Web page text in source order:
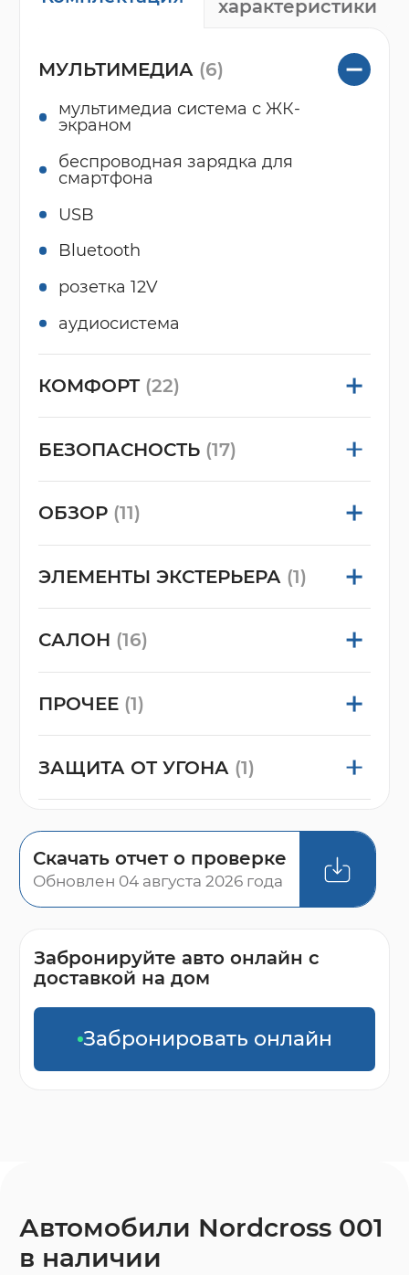
характеристики
МУЛЬТИМЕДИА (6)
мультимедиа система с ЖК-
экраном
беспроводная зарядка для
смартфона
USB
Bluetooth
розетка 12V
аудиосистема
КОМФОРТ (22)
БЕЗОПАСНОСТЬ (17)
ОБЗОР (11)
ЭЛЕМЕНТЫ ЭКСТЕРЬЕРА (1)
САЛОН (16)
ПРОЧЕЕ (1)
ЗАЩИТА ОТ УГОНА (1)
Скачать отчет о проверке
Обновлен 04 августа 2026 года
Забронируйте авто онлайн с
доставкой на дом
Забронировать онлайн
Автомобили Nordcross 001
в наличии